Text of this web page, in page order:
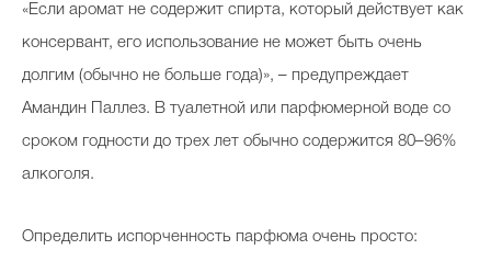
«Если аромат не содержит спирта, который действует как
консервант, его использование не может быть очень
долгим (обычно не больше года)», – предупреждает
Амандин Паллез. В туалетной или парфюмерной воде со
сроком годности до трех лет обычно содержится 80–96%
алкоголя.
Определить испорченность парфюма очень просто: